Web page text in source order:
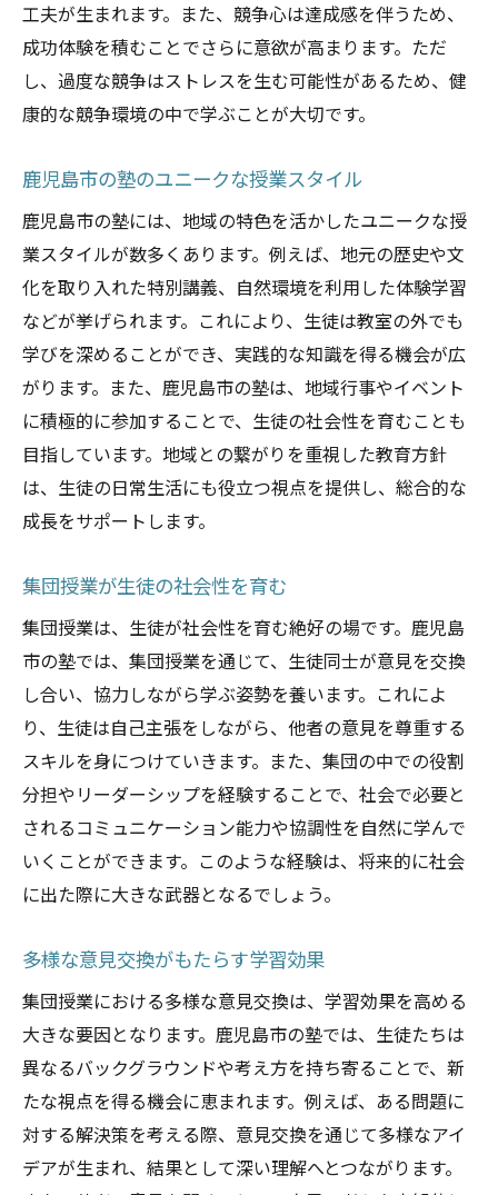
工夫が生まれます。また、競争心は達成感を伴うため、
成功体験を積むことでさらに意欲が高まります。ただ
し、過度な競争はストレスを生む可能性があるため、健
康的な競争環境の中で学ぶことが大切です。
鹿児島市の塾のユニークな授業スタイル
鹿児島市の塾には、地域の特色を活かしたユニークな授
業スタイルが数多くあります。例えば、地元の歴史や文
化を取り入れた特別講義、自然環境を利用した体験学習
などが挙げられます。これにより、生徒は教室の外でも
学びを深めることができ、実践的な知識を得る機会が広
がります。また、鹿児島市の塾は、地域行事やイベント
に積極的に参加することで、生徒の社会性を育むことも
目指しています。地域との繋がりを重視した教育方針
は、生徒の日常生活にも役立つ視点を提供し、総合的な
成長をサポートします。
集団授業が生徒の社会性を育む
集団授業は、生徒が社会性を育む絶好の場です。鹿児島
市の塾では、集団授業を通じて、生徒同士が意見を交換
し合い、協力しながら学ぶ姿勢を養います。これによ
り、生徒は自己主張をしながら、他者の意見を尊重する
スキルを身につけていきます。また、集団の中での役割
分担やリーダーシップを経験することで、社会で必要と
されるコミュニケーション能力や協調性を自然に学んで
いくことができます。このような経験は、将来的に社会
に出た際に大きな武器となるでしょう。
多様な意見交換がもたらす学習効果
集団授業における多様な意見交換は、学習効果を高める
大きな要因となります。鹿児島市の塾では、生徒たちは
異なるバックグラウンドや考え方を持ち寄ることで、新
たな視点を得る機会に恵まれます。例えば、ある問題に
対する解決策を考える際、意見交換を通じて多様なアイ
デアが生まれ、結果として深い理解へとつながります。